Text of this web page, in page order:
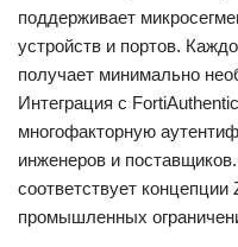
поддерживает
устройств и портов.
получает минимально
Интеграция с
многофакторную
инженеров и
соответствует
промышленных